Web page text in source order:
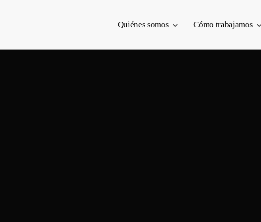
Quiénes somos Cómo trabajamos